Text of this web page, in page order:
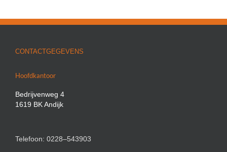
CONTACTGEGEVENS
Hoofdkantoor
Bedrijvenweg 4
1619 BK Andijk
Telefoon: 0228–543903